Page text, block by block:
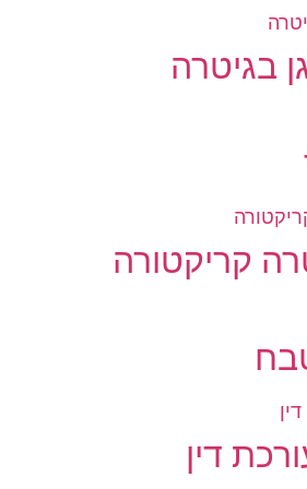
בגיטרה
קריקטורה
דין